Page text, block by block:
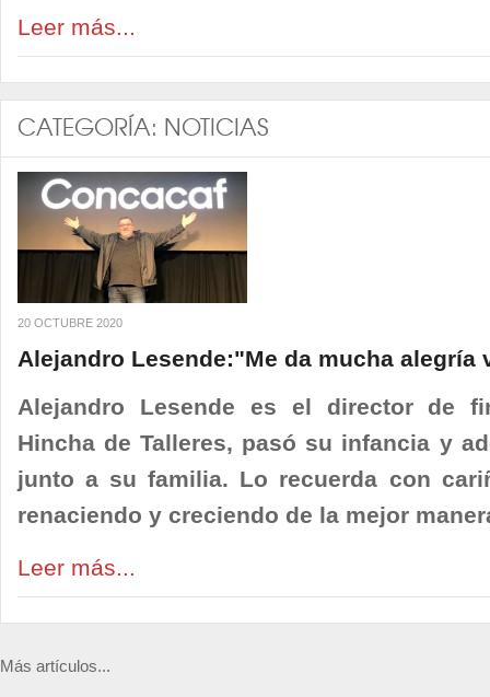
Leer más...
CATEGORÍA: NOTICIAS
20 OCTUBRE 2020
Alejandro Lesende:"Me da mucha alegría
Alejandro Lesende es el director de
Hincha de Talleres, pasó su infancia y
junto a su familia. Lo recuerda con
renaciendo y creciendo de la mejor
Leer más...
Más artículos...